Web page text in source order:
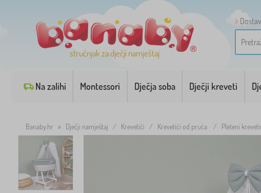
stručnjak za dječji namještaj
Na zalihi Montessori Dječja soba Dječji kreveti
Banaby.hr » Dječji namještaj / Krevetići / Krevetići od pruća / Pleteni